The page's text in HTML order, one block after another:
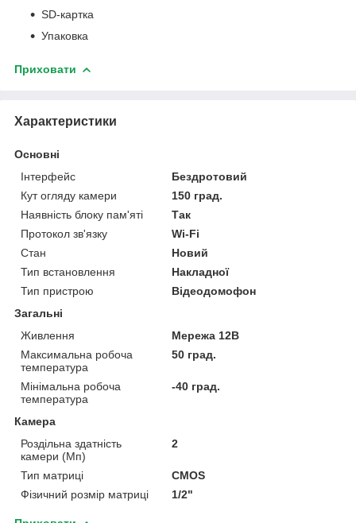
SD-картка
Упаковка
Приховати
Характеристики
Основні
Інтерфейс
Бездротовий
Кут огляду камери
150 град.
Наявність блоку пам'яті
Так
Протокол зв'язку
Wi-Fi
Стан
Новий
Тип встановлення
Накладної
Тип пристрою
Відеодомофон
Загальні
Живлення
Мережа 12В
Максимальна робоча
температура
50 град.
Мінімальна робоча
температура
-40 град.
Камера
Роздільна здатність
камери (Мп)
2
Тип матриці
CMOS
Фізичний розмір матриці
1/2"